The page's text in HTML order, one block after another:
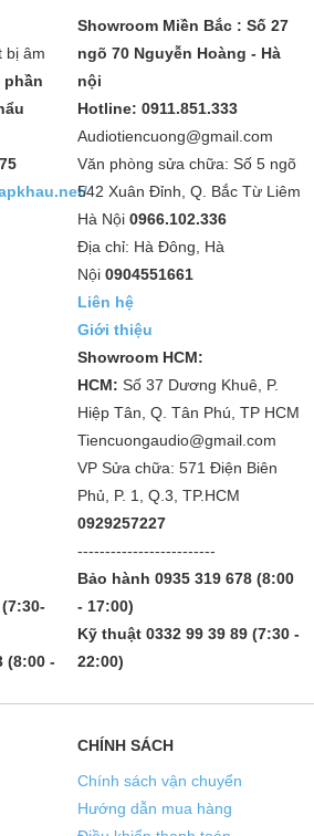
bị âm
phần
Showroom Miền Bắc : Số 27
ngõ 70 Nguyễn Hoàng - Hà
nội
Hotline: 0911.851.333
Audiotiencuong@gmail.com
Văn phòng sửa chữa: Số 5 ngõ
542 Xuân Đỉnh, Q. Bắc Từ Liêm
Hà Nội 0966.102.336
Địa chỉ: Hà Đông, Hà
Nội 0904551661
Liên hệ
Giới thiệu
Showroom HCM:
HCM: Số 37 Dương Khuê, P.
Hiệp Tân, Q. Tân Phú, TP HCM
Tiencuongaudio@gmail.com
VP Sửa chữa: 571 Điện Biên
Phủ, P. 1, Q.3, TP.HCM
0929257227
-------------------------
(8:00 -
Bảo hành 0935 319 678 (8:00
- 17:00)
Kỹ thuật 0332 99 39 89 (7:30 -
22:00)
CHÍNH SÁCH
Chính sách vận chuyển
Hướng dẫn mua hàng